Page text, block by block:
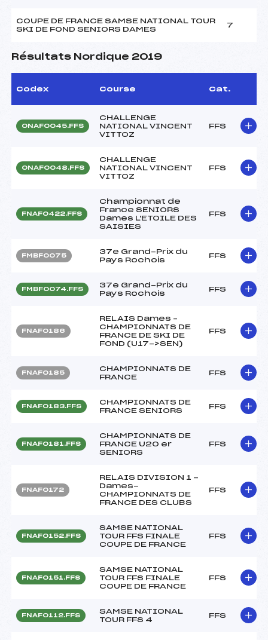
COUPE DE FRANCE SAMSE NATIONAL TOUR
SKI DE FOND SENIORS DAMES
7
Résultats Nordique 2019
Codex Course Cat.
ONAF0045.FFS
CHALLENGE
NATIONAL VINCENT
VITTOZ
FFS
ONAF0048.FFS
CHALLENGE
NATIONAL VINCENT
VITTOZ
FFS
FNAF0422.FFS
Championnat de
France SENIORS
Dames L'ETOILE DES
SAISIES
FFS
FMBF0075
37e Grand-Prix du
Pays Rochois
FFS
FMBF0074.FFS
37e Grand-Prix du
Pays Rochois
FFS
FNAF0186
RELAIS Dames –
CHAMPIONNATS DE
FRANCE DE SKI DE
FOND (U17->SEN)
FFS
FNAF0185
CHAMPIONNATS DE
FRANCE
FFS
FNAF0183.FFS
CHAMPIONNATS DE
FRANCE SENIORS
FFS
FNAF0181.FFS
CHAMPIONNATS DE
FRANCE U20 er
SENIORS
FFS
FNAF0172
RELAIS DIVISION 1 -
Dames-
CHAMPIONNATS DE
FRANCE DES CLUBS
FFS
FNAF0152.FFS
SAMSE NATIONAL
TOUR FFS FINALE
COUPE DE FRANCE
FFS
FNAF0151.FFS
SAMSE NATIONAL
TOUR FFS FINALE
COUPE DE FRANCE
FFS
FNAF0112.FFS
SAMSE NATIONAL
TOUR FFS 4
FFS